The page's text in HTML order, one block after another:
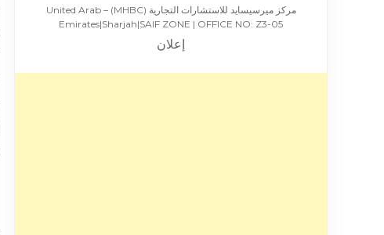
مركز ميرسيسايد للاستشارات التجارية (MHBC) – United Arab
Emirates|Sharjah|SAIF ZONE | OFFICE NO: Z3-05
إعلان